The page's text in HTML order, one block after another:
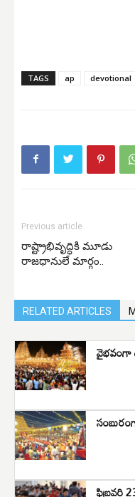
TAGS ap devotional
Previous article
రాష్ట్రాభివృద్ధికి మూడు
రాజధానులే మార్గం..
RELATED ARTICLES
వైభవంగా
ఫిబ్రవరి